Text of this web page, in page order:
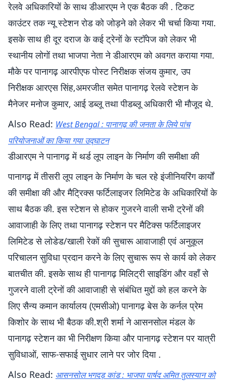
रेलवे अधिकारियों के साथ डीआरएम ने एक बैठक की . टिकट
काउंटर तक न्यू स्टेशन रोड को जोड़ने को लेकर भी चर्चा किया गया.
इसके साथ ही दूर दराज के कई ट्रेनों के स्टॉपेज को लेकर भी
स्थानीय लोगों तथा भाजपा नेता ने डीआरएम को अवगत कराया गया.
मौके पर पानागढ़ आरपीएफ पोस्ट निरीक्षक संजय कुमार, उप
निरीक्षक आरएस सिंह,अमरजीत समेत पानागढ़ रेलवे स्टेशन के
मैनेजर मनोज कुमार, आई डब्लू तथा पीडब्लू अधिकारी भी मौजूद थे.
Also Read: West Bengal : पानागढ़ की जनता के लिये पांच
परियोजनाओं का किया गया उद्घाटन
डीआरएम ने पानागढ़ में थर्ड लूप लाइन के निर्माण की समीक्षा की
पानागढ़ में तीसरी लूप लाइन के निर्माण के चल रहे इंजीनियरिंग कार्यों
की समीक्षा की और मैट्रिक्स फर्टिलाइजर लिमिटेड के अधिकारियों के
साथ बैठक की. इस स्टेशन से होकर गुजरने वाली सभी ट्रेनों की
आवाजाही के लिए तथा पानागढ़ स्टेशन पर मैटिक्स फर्टिलाइजर
लिमिटेड से लोडेड/खाली रेकों की सुचारू आवाजाही एवं अनुकूल
परिचालन सुविधा प्रदान करने के लिए सुचारू रूप से कार्य को लेकर
बातचीत की. इसके साथ ही पानागढ़ मिलिट्री साइडिंग और वहॉं से
गुजरने वाली ट्रेनों की आवाजाही से संबंधित मुद्दों को हल करने के
लिए सैन्य कमान कार्यालय (एमसीओ) पानागढ़ बेस के कर्नल प्रेम
किशोर के साथ भी बैठक की.श्री शर्मा ने आसनसोल मंडल के
पानागढ़ स्टेशन का भी निरीक्षण किया और पानागढ़ स्टेशन पर यात्री
सुविधाओं, साफ-सफाई सुधार लाने पर जोर दिया .
Also Read: आसनसोल भगदड़ कांड : भाजपा पार्षद अमित तुलस्यान को